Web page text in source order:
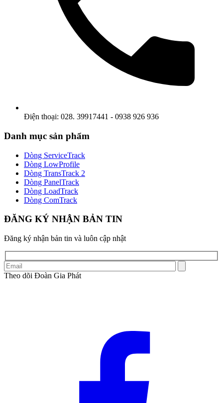
Điện thoại: 028. 39917441 - 0938 926 936
Danh mục sản phẩm
Dòng ServiceTrack
Dòng LowProfile
Dòng TransTrack 2
Dòng PanelTrack
Dòng LoadTrack
Dòng ComTrack
ĐĂNG KÝ NHẬN BẢN TIN
Đăng ký nhận bản tin và luôn cập nhật
Theo dõi Đoàn Gia Phát